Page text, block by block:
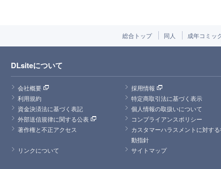
総合トップ 同人 成年コミッ
DLsiteについて
会社概要
採用情報
利用規約
特定商取引法に基づく表示
資金決済法に基づく表記
個人情報の取扱いについて
外部送信規律に関する公表
コンプライアンスポリシー
著作権と不正アクセス
カスタマーハラスメントに対す
動指針
リンクについて
サイトマップ